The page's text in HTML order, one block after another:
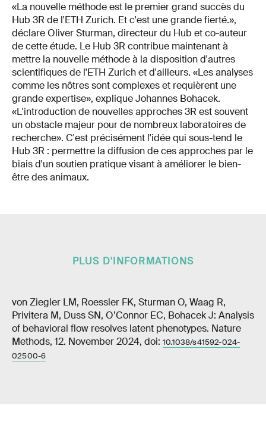
«La nouvelle méthode est le premier grand succès du
Hub 3R de l'ETH Zurich. Et c'est une grande fierté.»,
déclare Oliver Sturman, directeur du Hub et co-auteur
de cette étude. Le Hub 3R contribue maintenant à
mettre la nouvelle méthode à la disposition d'autres
scientifiques de l'ETH Zurich et d'ailleurs. «Les analyses
comme les nôtres sont complexes et requièrent une
grande expertise», explique Johannes Bohacek.
«L'introduction de nouvelles approches 3R est souvent
un obstacle majeur pour de nombreux laboratoires de
recherche». C'est précisément l'idée qui sous-tend le
Hub 3R : permettre la diffusion de ces approches par le
biais d'un soutien pratique visant à améliorer le bien-
être des animaux.
PLUS D'INFORMATIONS
von Ziegler LM, Roessler FK, Sturman O, Waag R,
Privitera M, Duss SN, O’Connor EC, Bohacek J: Analysis
of behavioral flow resolves latent phenotypes. Nature
Methods, 12. November 2024, doi: 10.1038/s41592-024-
02500-6